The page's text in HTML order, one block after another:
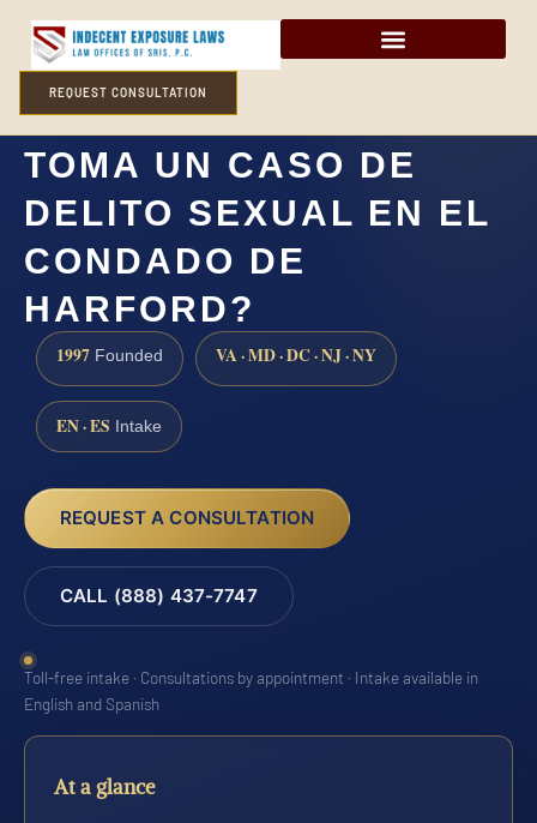
REQUEST CONSULTATION
¿CUÁNTO TIEMPO
TOMA UN CASO DE
DELITO SEXUAL EN EL
CONDADO DE
HARFORD?
1997 Founded VA · MD · DC · NJ · NY
EN · ES Intake
REQUEST A CONSULTATION
CALL (888) 437-7747
Toll-free intake · Consultations by appointment · Intake available in
English and Spanish
At a glance